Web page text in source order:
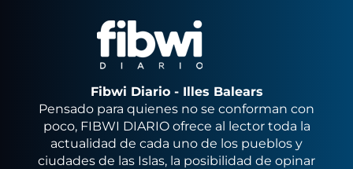
Fibwi Diario - Illes Balears
Pensado para quienes no se conforman con
poco, FIBWI DIARIO ofrece al lector toda la
actualidad de cada uno de los pueblos y
ciudades de las Islas, la posibilidad de opinar